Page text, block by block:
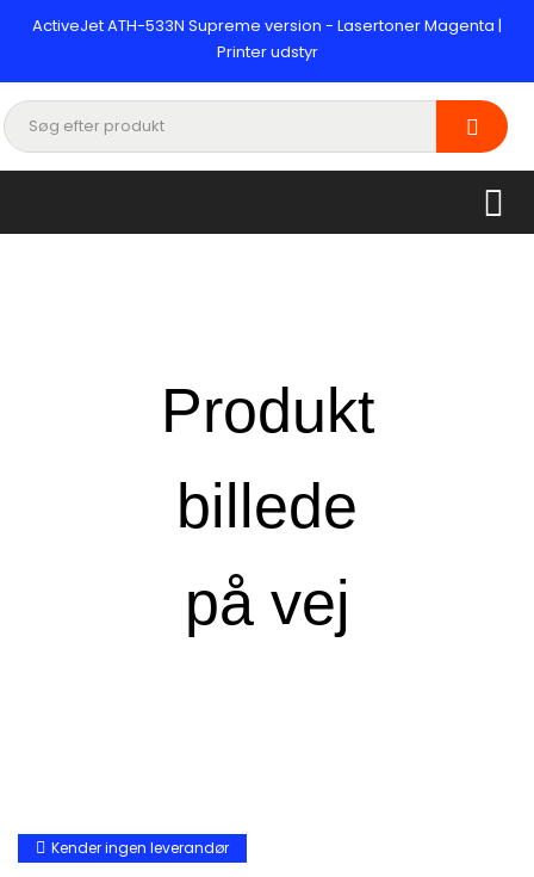
ActiveJet ATH-533N Supreme version - Lasertoner Magenta |
Printer udstyr
Kender ingen leverandør